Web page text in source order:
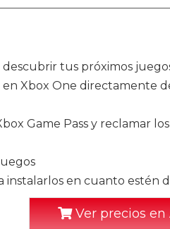
tus próximos
Xbox One directamente
Game Pass y reclamar
instalarlos en cuanto estén
Ver precios en